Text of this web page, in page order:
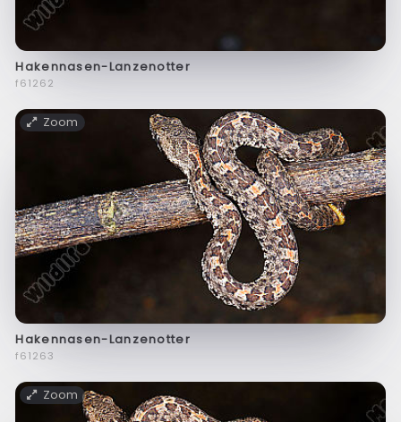
Hakennasen-Lanzenotter
f61262
Zoom
Hakennasen-Lanzenotter
f61263
Zoom